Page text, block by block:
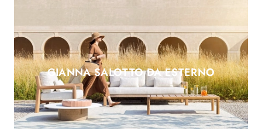
GIANNA SALOTTO DA ESTERNO